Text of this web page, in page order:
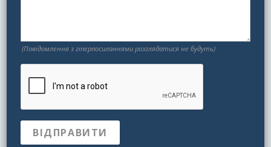
(Повідомлення з гіперпосиланнями розглядатися не будуть)